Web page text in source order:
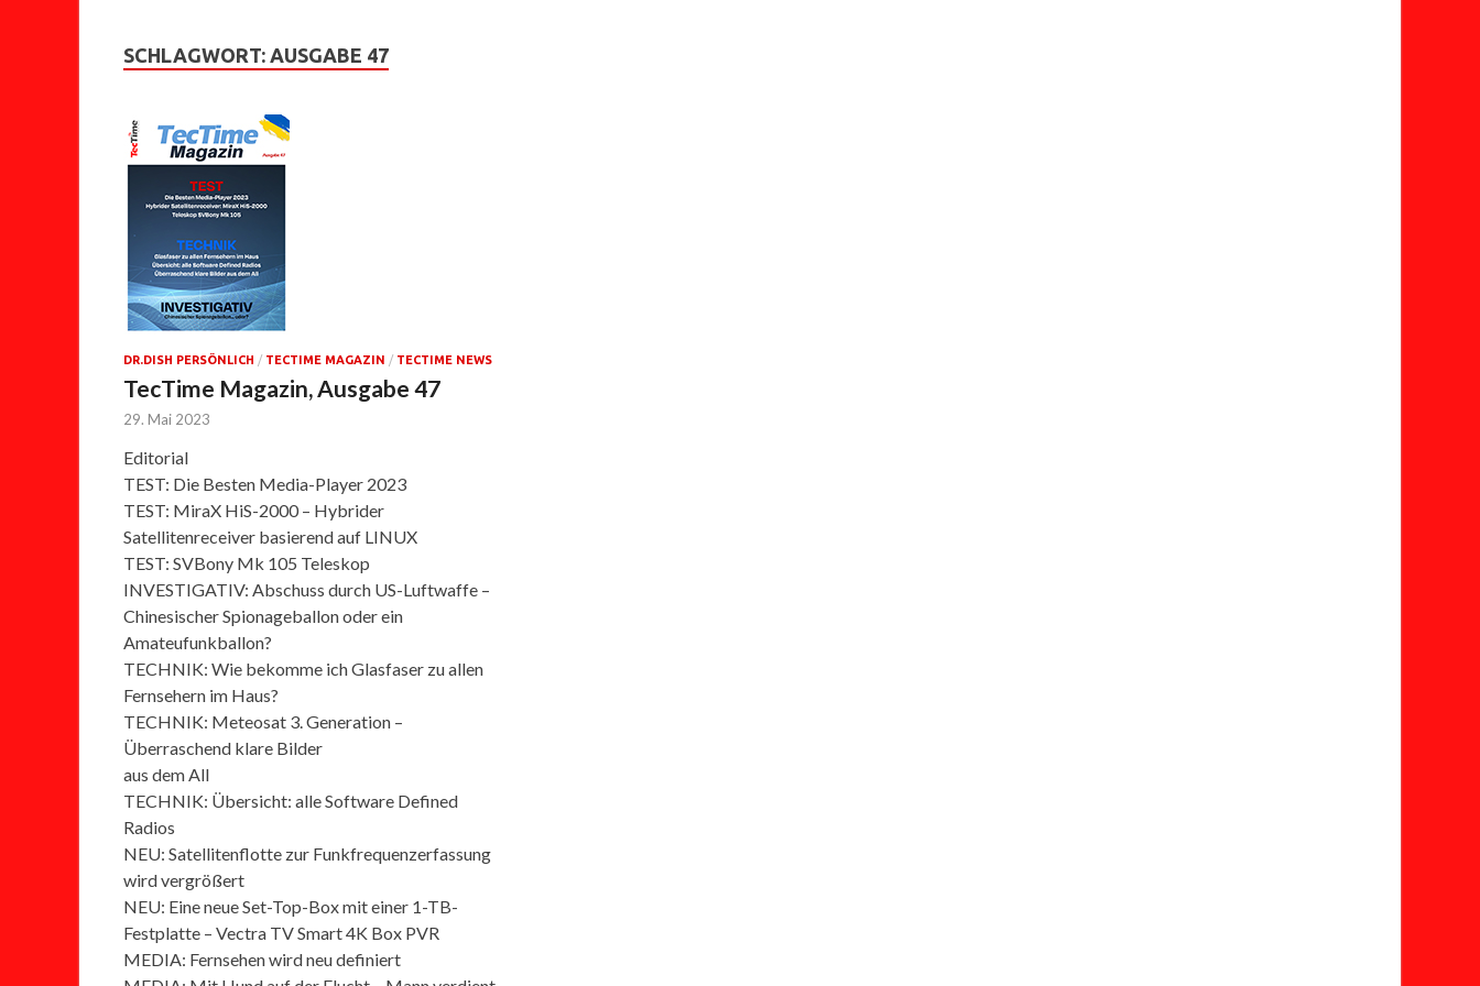
SCHLAGWORT: AUSGABE 47
DR.DISH PERSÖNLICH / TECTIME MAGAZIN / TECTIME NEWS
TecTime Magazin, Ausgabe 47
29. Mai 2023
Editorial
TEST: Die Besten Media-Player 2023
TEST: MiraX HiS-2000 – Hybrider
Satellitenreceiver basierend auf LINUX
TEST: SVBony Mk 105 Teleskop
INVESTIGATIV: Abschuss durch US-Luftwaffe –
Chinesischer Spionageballon oder ein
Amateufunkballon?
TECHNIK: Wie bekomme ich Glasfaser zu allen
Fernsehern im Haus?
TECHNIK: Meteosat 3. Generation –
Überraschend klare Bilder
aus dem All
TECHNIK: Übersicht: alle Software Defined
Radios
NEU: Satellitenflotte zur Funkfrequenzerfassung
wird vergrößert
NEU: Eine neue Set-Top-Box mit einer 1-TB-
Festplatte – Vectra TV Smart 4K Box PVR
MEDIA: Fernsehen wird neu definiert